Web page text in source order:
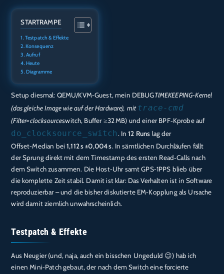
STARTRAMPE
Testpatch & Effekte
Konsequenz
Aufruf
Heute
Diagramme
Setup diesmal: QEMU/KVM‑Guest, mein DEBUGTIMEKEEPING‑Kernel
(das gleiche Image wie auf der Hardware), mittrace‑cmd
(Filter=clocksourceswitch, Buffer ≥32 MB) und einer BPF‑Kprobe auf
do_clocksource_switch. In12 Runs lag der
Offset‑Median bei1,112 s ±0,004 s. In sämtlichen Durchläufen fällt
der Sprung direkt mit dem Timestamp des ersten Read‑Calls nach
dem Switch zusammen. Die Host‑Uhr samt GPS‑1PPS blieb über
die komplette Zeit stabil. Damit ist klar: Das Verhalten ist in Software
reproduzierbar – und die bisher diskutierte EM‑Kopplung als Ursache
wird damit ziemlich unwahrscheinlich.
Testpatch & Effekte
Aus Neugier (und, naja, auch ein bisschen Ungeduld 😉) hab ich
einen Mini‑Patch gebaut, der nach dem Switch eine forcierte